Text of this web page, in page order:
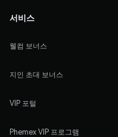
서비스
웰컴 보너스
지인 초대 보너스
VIP 포털
Phemex VIP 프로그램